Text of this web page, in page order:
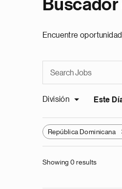
Encuentre
División Este
República Dominicana
Showing 0 results